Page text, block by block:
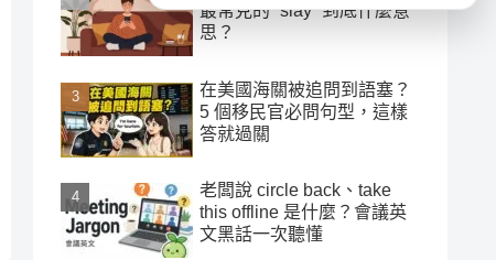
最常見的 “slay” 到底什麼意
思？
在美國海關被追問到語塞？
5 個移民官必問句型，這樣
答就過關
老闆說 circle back、take
this offline 是什麼？會議英
文黑話一次聽懂